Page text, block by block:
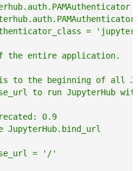
=
the entire application.
the beginning of all
to run JupyterHub
0.9
= '/'